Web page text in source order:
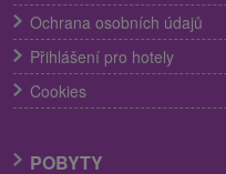
Ochrana osobních údajů
Přihlášení pro hotely
Cookies
POBYTY